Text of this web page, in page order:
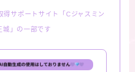
得サポートサイト「Cジャスミン
城」の一部です